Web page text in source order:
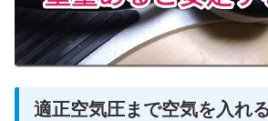
適正空気圧まで空気を入れ